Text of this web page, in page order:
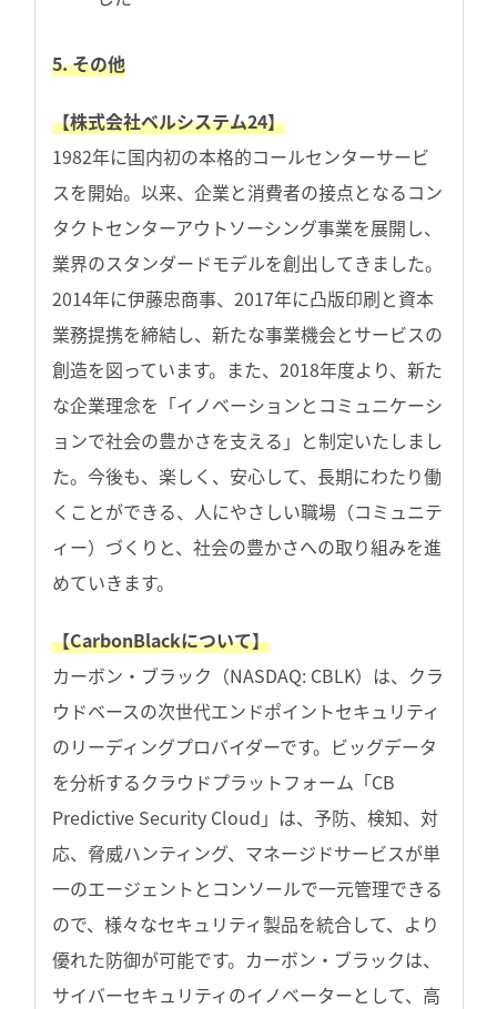
5. その他
【株式会社ベルシステム24】
1982年に国内初の本格的コールセンターサービ
スを開始。以来、企業と消費者の接点となるコン
タクトセンターアウトソーシング事業を展開し、
業界のスタンダードモデルを創出してきました。
2014年に伊藤忠商事、2017年に凸版印刷と資本
業務提携を締結し、新たな事業機会とサービスの
創造を図っています。また、2018年度より、新た
な企業理念を「イノベーションとコミュニケーシ
ョンで社会の豊かさを支える」と制定いたしまし
た。今後も、楽しく、安心して、長期にわたり働
くことができる、人にやさしい職場（コミュニテ
ィー）づくりと、社会の豊かさへの取り組みを進
めていきます。
【CarbonBlackについて】
カーボン・ブラック（NASDAQ: CBLK）は、クラ
ウドベースの次世代エンドポイントセキュリティ
のリーディングプロバイダーです。ビッグデータ
を分析するクラウドプラットフォーム「CB
Predictive Security Cloud」は、予防、検知、対
応、脅威ハンティング、マネージドサービスが単
一のエージェントとコンソールで一元管理できる
ので、様々なセキュリティ製品を統合して、より
優れた防御が可能です。カーボン・ブラックは、
サイバーセキュリティのイノベーターとして、高